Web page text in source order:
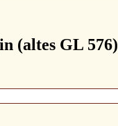
(altes GL 576)